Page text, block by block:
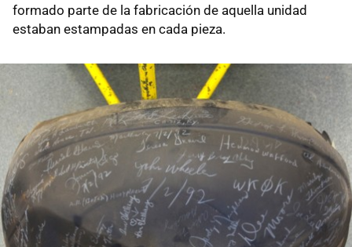
formado parte de la fabricación de aquella unidad
estaban estampadas en cada pieza.